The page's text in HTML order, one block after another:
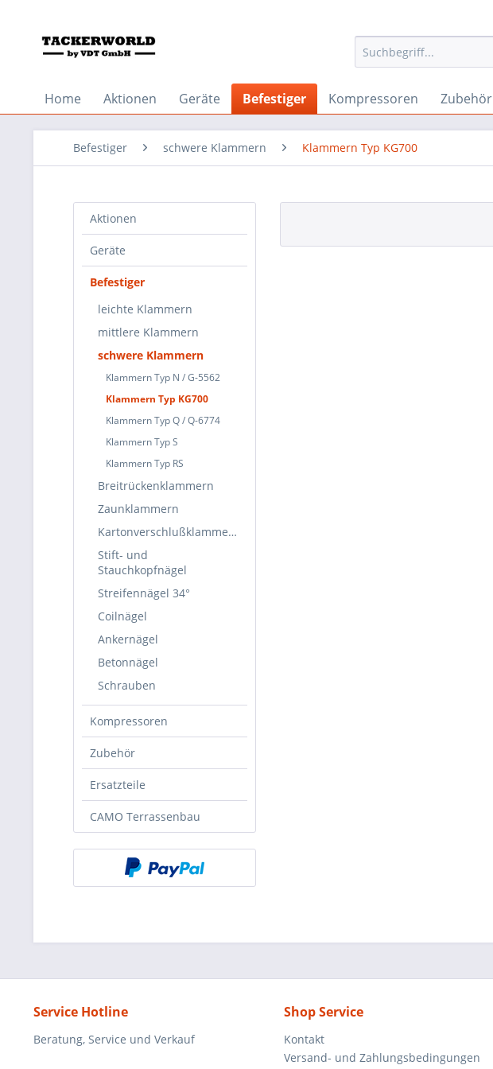
Home Aktionen Geräte Befestiger Kompressoren Zubehör
Befestiger schwere Klammern Klammern Typ KG700
Aktionen
Geräte
Befestiger
leichte Klammern
mittlere Klammern
schwere Klammern
Klammern Typ N / G-5562
Klammern Typ KG700
Klammern Typ Q / Q-6774
Klammern Typ S
Klammern Typ RS
Breitrückenklammern
Zaunklammern
Kartonverschlußklammern
Stift- und
Stauchkopfnägel
Streifennägel 34°
Coilnägel
Ankernägel
Betonnägel
Schrauben
Kompressoren
Zubehör
Ersatzteile
CAMO Terrassenbau
Service Hotline
Beratung, Service und Verkauf
Shop Service
Kontakt
Versand- und Zahlungsbedingungen